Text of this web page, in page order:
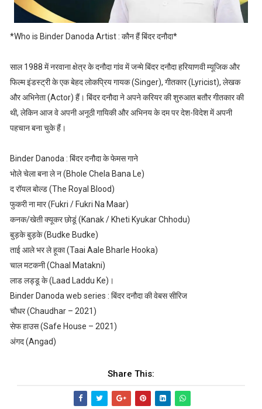
*Who is Binder Danoda Artist : कौन हैं बिंदर दनौदा*
साल 1988 में नरवाना क्षेत्र के दनौदा गांव में जन्मे बिंदर दनौदा हरियाणवी म्यूजिक और
फिल्म इंडस्ट्री के एक बेहद लोकप्रिय गायक (Singer), गीतकार (Lyricist), लेखक
और अभिनेता (Actor) हैं। बिंदर दनौदा ने अपने करियर की शुरुआत बतौर गीतकार की
थी, लेकिन आज वे अपनी अनूठी गायिकी और अभिनय के दम पर देश-विदेश में अपनी
पहचान बना चुके हैं।
Binder Danoda : बिंदर दनौदा के फेमस गाने
भोले चेला बना ले न (Bhole Chela Bana Le)
द रॉयल बोल्ड (The Royal Blood)
फुकरी ना मार (Fukri / Fukri Na Maar)
कनक/खेती क्यूकर छोडूं (Kanak / Kheti Kyukar Chhodu)
बुड़के बुड़के (Budke Budke)
ताई आले भर ले हूका (Taai Aale Bharle Hooka)
चाल मटकनी (Chaal Matakni)
लाड लड्डू के (Laad Laddu Ke)।
Binder Danoda web series : बिंदर दनौदा की वेबस सीरिज
चौधर (Chaudhar – 2021)
सेफ हाउस (Safe House – 2021)
अंगद (Angad)
Share This: